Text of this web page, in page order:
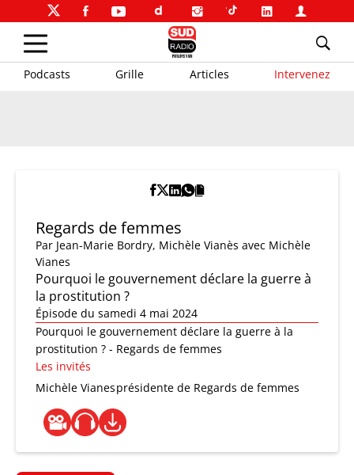
Podcasts Grille Articles Intervenez
Regards de femmes
Par Jean-Marie Bordry, Michèle Vianès avec Michèle
Vianes
Pourquoi le gouvernement déclare la guerre à
la prostitution ?
Épisode du samedi 4 mai 2024
Pourquoi le gouvernement déclare la guerre à la
prostitution ? - Regards de femmes
Les invités
Michèle Vianesprésidente de Regards de femmes